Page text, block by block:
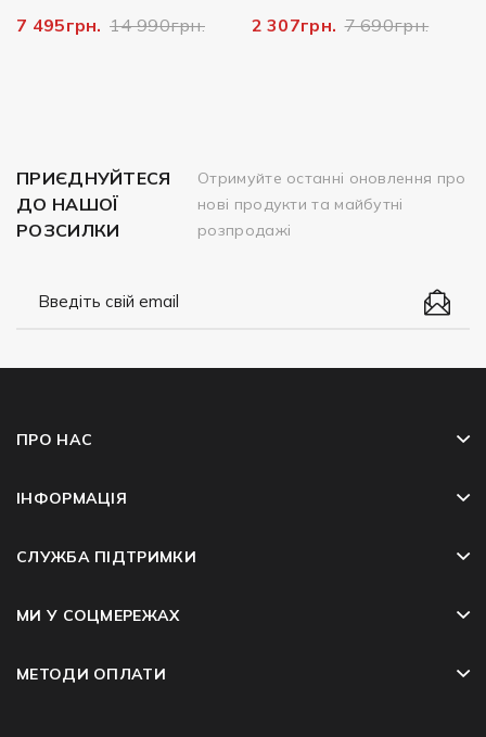
7 495грн. 14 990грн.
2 307грн. 7 690грн.
ПРИЄДНУЙТЕСЯ
ДО НАШОЇ
РОЗСИЛКИ
Отримуйте останні оновлення про
нові продукти та майбутні
розпродажі
ПРО НАС
ІНФОРМАЦІЯ
СЛУЖБА ПІДТРИМКИ
МИ У СОЦМЕРЕЖАХ
МЕТОДИ ОПЛАТИ